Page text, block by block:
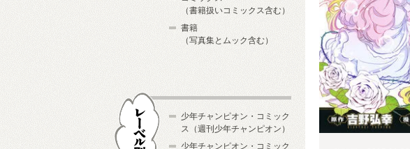
（書籍扱いコミックス含む）
書籍
（写真集とムック含む）
少年チャンピオン・コミック
ス（週刊少年チャンピオン）
少年チャンピオン・コミック